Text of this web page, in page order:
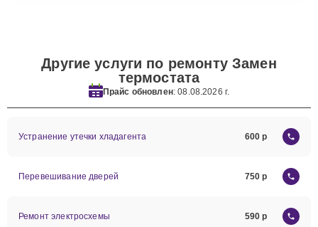
Другие услуги по ремонту Замен
термостата
Прайс обновлен: 08.08.2026 г.
Устранение утечки хладагента 600
Перевешивание дверей 750
Ремонт электросхемы 590